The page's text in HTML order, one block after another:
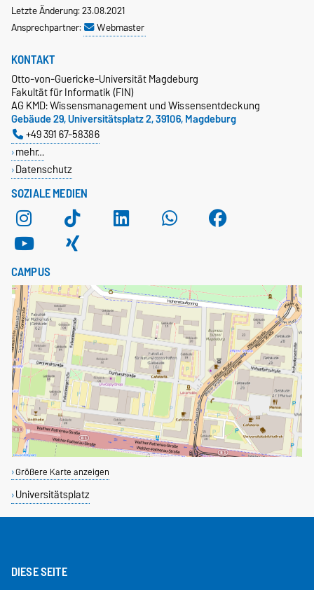
Letzte Änderung: 23.08.2021
Ansprechpartner:
Webmaster
SOZIALE MEDIEN
KONTAKT
Otto-von-Guericke-Universität Magdeburg
Fakultät für Informatik (FIN)
AG KMD: Wissensmanagement und Wissensentdeckung
Gebäude 29, Universitätsplatz 2, 39106, Magdeburg
+49 391 67-58386
mehr…
Datenschutz
CAMPUS
Größere Karte anzeigen
Universitätsplatz
DIESE SEITE